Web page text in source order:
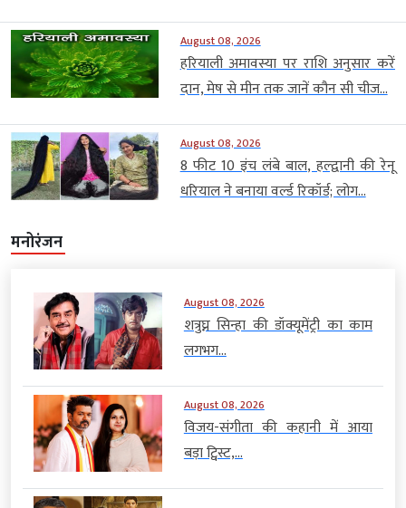
August 08, 2026
हरियाली अमावस्या पर राशि अनुसार करें
दान, मेष से मीन तक जानें कौन सी चीज...
August 08, 2026
8 फीट 10 इंच लंबे बाल, हल्द्वानी की रेनू
धरियाल ने बनाया वर्ल्ड रिकॉर्ड; लोग...
मनोरंजन
August 08, 2026
शत्रुघ्न सिन्हा की डॉक्यूमेंट्री का काम
लगभग...
August 08, 2026
विजय-संगीता की कहानी में आया
बड़ा ट्विस्ट,...